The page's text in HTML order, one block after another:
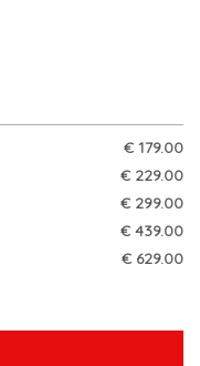
€ 179.00
€ 229.00
€ 299.00
€ 439.00
€ 629.00